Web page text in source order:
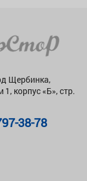
Щербинка,
корпус «Б», стр.
38-78